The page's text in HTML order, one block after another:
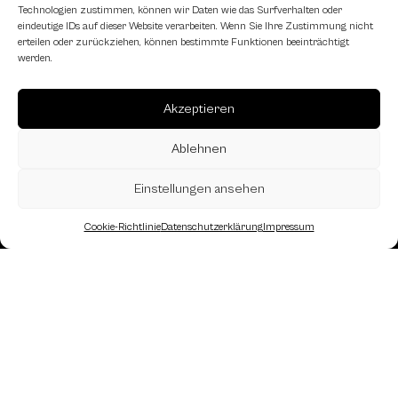
Technologien zustimmen, können wir Daten wie das Surfverhalten oder
eindeutige IDs auf dieser Website verarbeiten. Wenn Sie Ihre Zustimmung nicht
erteilen oder zurückziehen, können bestimmte Funktionen beeinträchtigt
werden.
Akzeptieren
Ablehnen
Einstellungen ansehen
Cookie-RichtlinieDatenschutzerklärungImpressum